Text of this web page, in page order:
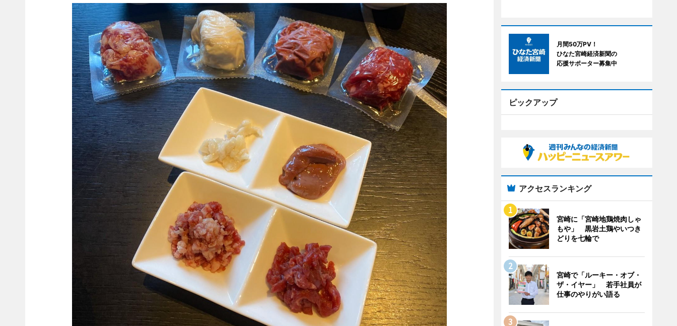
月間50万PV！
ひなた宮崎経済新聞の
応援サポーター募集中
ピックアップ
アクセスランキング
宮崎に「宮崎地鶏焼肉しゃ
もや」 黒岩土鶏やいつき
どりを七輪で
宮崎で「ルーキー・オブ・
ザ・イヤー」 若手社員が
仕事のやりがい語る